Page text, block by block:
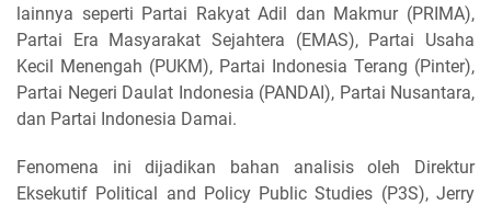
lainnya seperti Partai Rakyat Adil dan Makmur (PRIMA),
Partai Era Masyarakat Sejahtera (EMAS), Partai Usaha
Kecil Menengah (PUKM), Partai Indonesia Terang (Pinter),
Partai Negeri Daulat Indonesia (PANDAI), Partai Nusantara,
dan Partai Indonesia Damai.
Fenomena ini dijadikan bahan analisis oleh Direktur
Eksekutif Political and Policy Public Studies (P3S), Jerry